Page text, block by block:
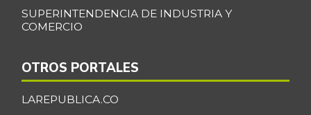
SUPERINTENDENCIA DE INDUSTRIA Y
COMERCIO
OTROS PORTALES
LAREPUBLICA.CO